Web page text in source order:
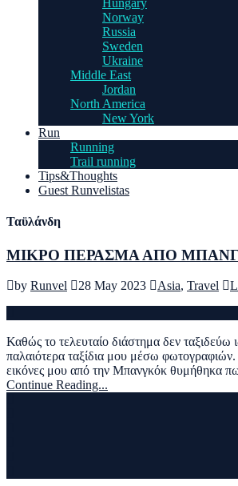
Hungary
Norway
Russia
Sweden
Ukraine
Middle East
Jordan
North America
New York
Run
Running
Trail running
Tips&Thoughts
Guest Runvelistas
Ταϋλάνδη
ΜΙΚΡΟ ΠΕΡΑΣΜΑ ΑΠΟ
by Runvel 28 May 2023 Asia, Travel
Καθώς το τελευταίο διάστημα δεν ταξιδεύω
παλαιότερα ταξίδια μου μέσω
εικόνες μου από την Μπανγκόκ θυμήθηκα
Continue Reading...